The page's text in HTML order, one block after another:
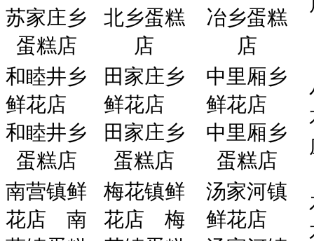
苏家庄乡
蛋糕店
北乡蛋糕
店
冶乡蛋糕
店
和睦井乡
鲜花店
和睦井乡
蛋糕店
田家庄乡
鲜花店
田家庄乡
蛋糕店
中里厢乡
鲜花店
中里厢乡
蛋糕店
南营镇鲜
花店
南
梅花镇鲜
花店
梅
汤家河镇
鲜花店